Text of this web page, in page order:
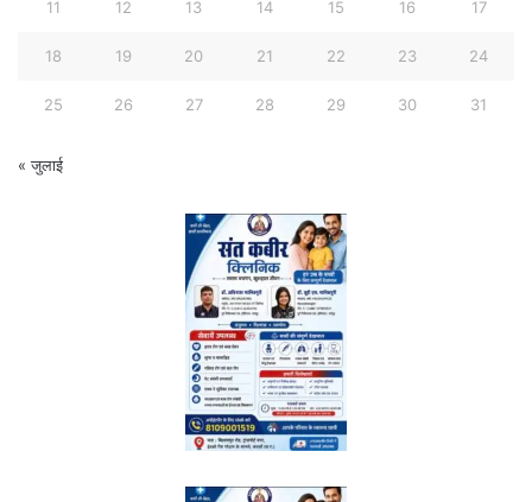
11 12 13 14 15 16 17
18 19 20 21 22 23 24
25 26 27 28 29 30 31
« जुलाई